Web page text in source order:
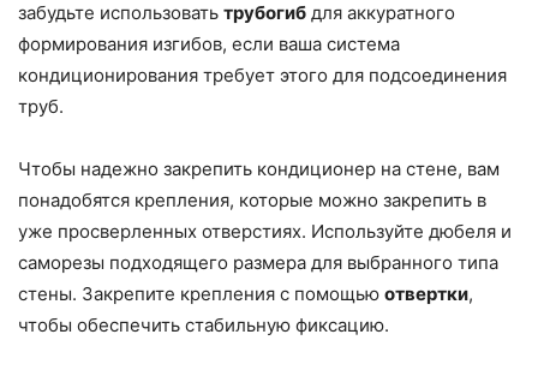
забудьте использовать трубогиб для аккуратного
формирования изгибов, если ваша система
кондиционирования требует этого для подсоединения
труб.
Чтобы надежно закрепить кондиционер на стене, вам
понадобятся крепления, которые можно закрепить в
уже просверленных отверстиях. Используйте дюбеля и
саморезы подходящего размера для выбранного типа
стены. Закрепите крепления с помощью отвертки,
чтобы обеспечить стабильную фиксацию.